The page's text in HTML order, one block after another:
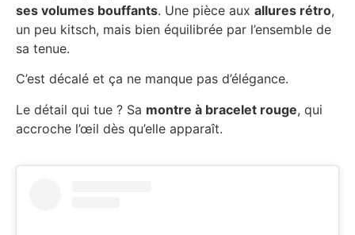
ses volumes bouffants. Une pièce aux allures rétro,
un peu kitsch, mais bien équilibrée par l’ensemble de
sa tenue.
C’est décalé et ça ne manque pas d’élégance.
Le détail qui tue ? Sa montre à bracelet rouge, qui
accroche l’œil dès qu’elle apparaît.